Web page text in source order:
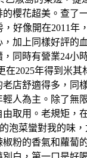
的櫻花超美。查了
好像開在2011年
加上同樣好評的
同時有營業24小
在2025年得到米其
店舒適得多，同
人為主。除了無
取用。老規矩，
泡菜蠻對我的味
粉的香氣和蘿蔔